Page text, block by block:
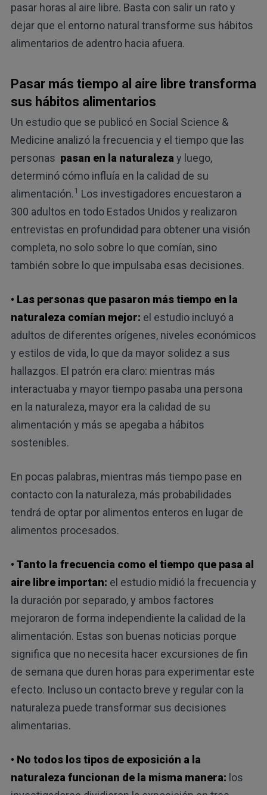
pasar horas al aire libre. Basta con salir un rato y
dejar que el entorno natural transforme sus hábitos
alimentarios de adentro hacia afuera.
Pasar más tiempo al aire libre transforma
sus hábitos alimentarios
Un estudio que se publicó en Social Science &
Medicine analizó la frecuencia y el tiempo que las
personas pasan en la naturaleza y luego,
determinó cómo influía en la calidad de su
alimentación.1 Los investigadores encuestaron a
300 adultos en todo Estados Unidos y realizaron
entrevistas en profundidad para obtener una visión
completa, no solo sobre lo que comían, sino
también sobre lo que impulsaba esas decisiones.
• Las personas que pasaron más tiempo en la
naturaleza comían mejor: el estudio incluyó a
adultos de diferentes orígenes, niveles económicos
y estilos de vida, lo que da mayor solidez a sus
hallazgos. El patrón era claro: mientras más
interactuaba y mayor tiempo pasaba una persona
en la naturaleza, mayor era la calidad de su
alimentación y más se apegaba a hábitos
sostenibles.
En pocas palabras, mientras más tiempo pase en
contacto con la naturaleza, más probabilidades
tendrá de optar por alimentos enteros en lugar de
alimentos procesados.
• Tanto la frecuencia como el tiempo que pasa al
aire libre importan: el estudio midió la frecuencia y
la duración por separado, y ambos factores
mejoraron de forma independiente la calidad de la
alimentación. Estas son buenas noticias porque
significa que no necesita hacer excursiones de fin
de semana que duren horas para experimentar este
efecto. Incluso un contacto breve y regular con la
naturaleza puede transformar sus decisiones
alimentarias.
• No todos los tipos de exposición a la
naturaleza funcionan de la misma manera: los